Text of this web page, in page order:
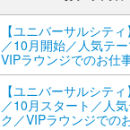
【ユニバーサルシテ
／10月開始／人気テ
VIPラウンジでのお仕
【ユニバーサルシテ
／10月スタート／人
ク／VIPラウンジでの